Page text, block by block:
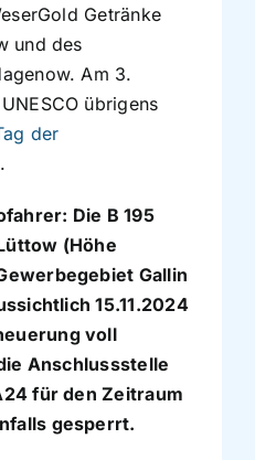
Getränke
und des
Am 3.
übrigens
der
.
Die B 195
(Höhe
Gallin
15.11.2024
voll
Anschlussstelle
für den Zeitraum
gesperrt.